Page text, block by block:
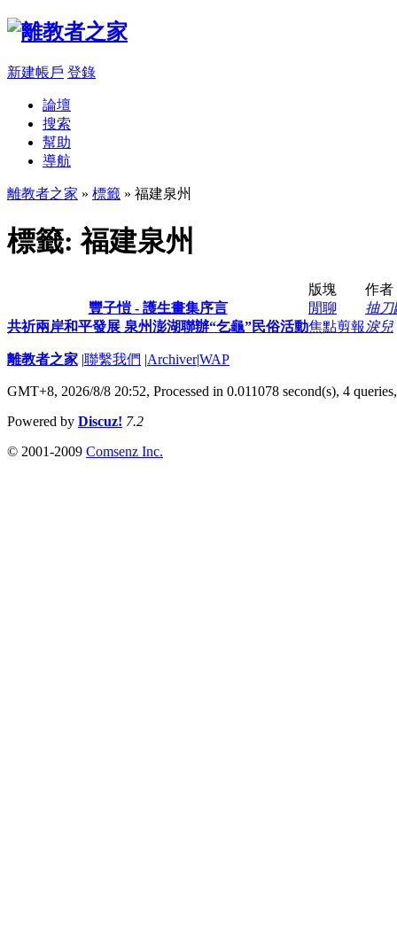
新建帳戶 登錄
論壇
搜索
幫助
導航
離教者之家 » 標籤 » 福建泉州
標籤: 福建泉州
版塊
作者
豐子愷 - 護生畫集序言
閒聊
抽刀
共祈兩岸和平發展 泉州澎湖聯辦“乞龜”民俗活動焦點剪報 淚兒
離教者之家 |聯繫我們 |Archiver|WAP
GMT+8, 2026/8/8 20:52, Processed in 0.011078 second(s), 4
Powered by Discuz! 7.2
© 2001-2009 Comsenz Inc.